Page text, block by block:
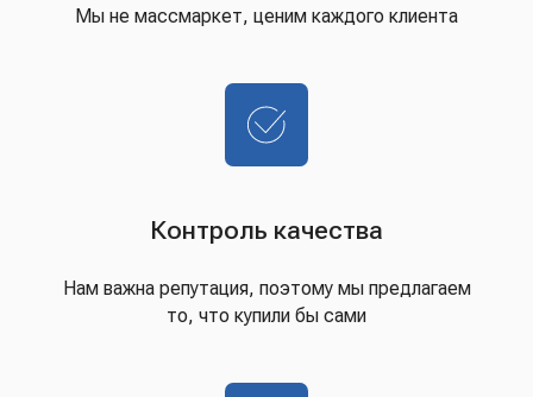
Мы не массмаркет, ценим каждого клиента
Контроль качества
Нам важна репутация, поэтому мы предлагаем
то, что купили бы сами